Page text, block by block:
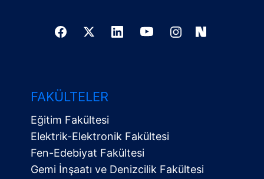
FAKÜLTELER
Eğitim Fakültesi
Elektrik-Elektronik Fakültesi
Fen-Edebiyat Fakültesi
Gemi İnşaatı ve Denizcilik Fakültesi